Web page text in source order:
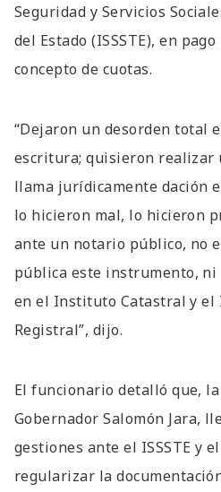
Seguridad y Servicios
del Estado (ISSSTE), en
concepto de cuotas.
“Dejaron un desorden total
escritura; quisieron realizar
llama jurídicamente dación
lo hicieron mal, lo hicieron
ante un notario público, no
pública este instrumento,
en el Instituto Catastral y el
Registral”, dijo.
El funcionario detalló que,
Gobernador Salomón Jara,
gestiones ante el ISSSTE y
regularizar la